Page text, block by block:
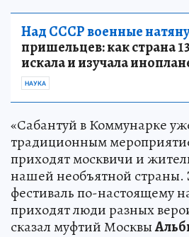
Над СССР военные
пришельцев: как страна
искала и изучала
НАУКА
«Сабантуй в Коммунарке
традиционным
приходят москвичи и
нашей необъятной страны.
фестиваль по-настоящему
приходят люди разных
сказал муфтий Москвы